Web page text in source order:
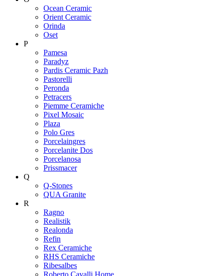
Ocean Ceramic
Orient Ceramic
Orinda
Oset
P
Pamesa
Paradyz
Pardis Ceramic Pazh
Pastorelli
Peronda
Petracers
Piemme Ceramiche
Pixel Mosaic
Plaza
Polo Gres
Porcelaingres
Porcelanite Dos
Porcelanosa
Prissmacer
Q
Q-Stones
QUA Granite
R
Ragno
Realistik
Realonda
Refin
Rex Ceramiche
RHS Ceramiche
Ribesalbes
Roberto Cavalli Home